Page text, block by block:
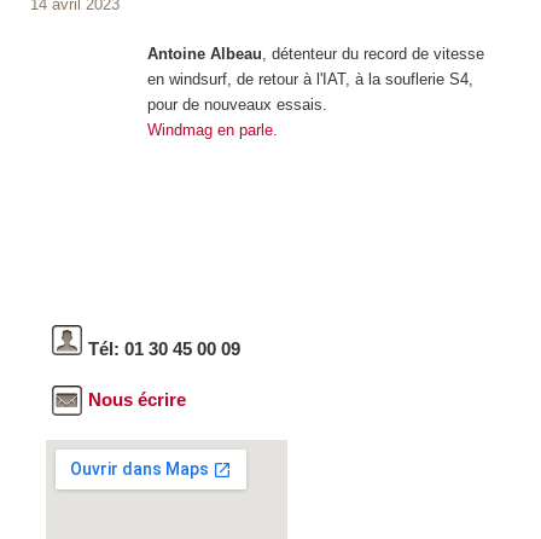
14 avril 2023
Antoine Albeau , détenteur du record de vitesse
en windsurf, de retour à l'IAT, à la souflerie S4,
pour de nouveaux essais.
Windmag en parle.
Tél: 01 30 45 00 09
Nous écrire